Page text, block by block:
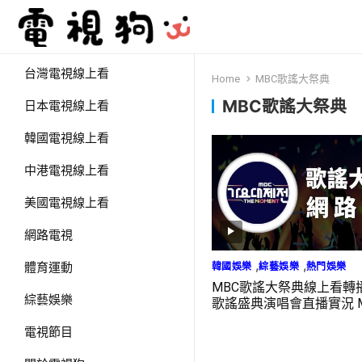
台灣電視線上看
日本電視線上看
韓國電視線上看
中港電視線上看
美國電視線上看
網路電視
體育運動
綜藝娛樂
電視節目
Home MBC歌謠大祭典
MBC歌謠大祭典
韓國娛樂 ,綜藝娛樂,熱門娛樂
MBC歌謠大祭典線上看轉
歌謠盛典演唱會直播實況